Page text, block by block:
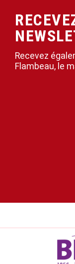
Recevez
Flambeau, le